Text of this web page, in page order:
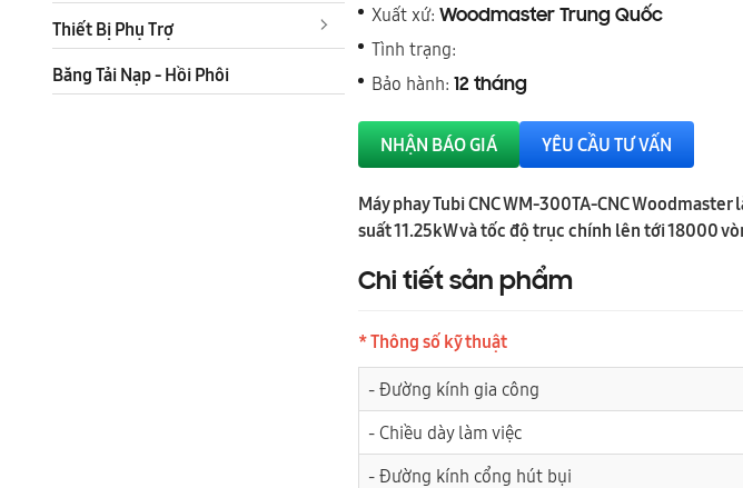
Thiết Bị Phụ Trợ
Băng Tải Nạp - Hồi Phôi
Xuất xứ: Woodmaster Trung Quốc
Tình trạng:
Bảo hành: 12 tháng
NHẬN BÁO GIÁ YÊU CẦU TƯ VẤN
Máy phay Tubi CNC WM-300TA-CNC
suất 11.25kW và tốc độ trục chính lên tới 18000
Chi tiết sản phẩm
* Thông số kỹ thuật
- Đường kính gia công
- Chiều dày làm việc
- Đường kính cổng hút bụi